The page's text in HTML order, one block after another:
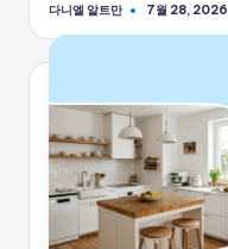
게
자
다니엘 알트만 7월 28, 2026